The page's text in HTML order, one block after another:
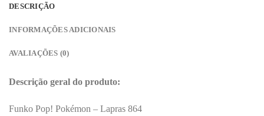
DESCRIÇÃO
INFORMAÇÕES ADICIONAIS
AVALIAÇÕES (0)
Descrição geral do produto:
Funko Pop! Pokémon – Lapras 864